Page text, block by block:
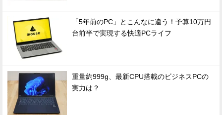
「5年前のPC」とこんなに違う！予算10万円
台前半で実現する快適PCライフ
重量約999g、最新CPU搭載のビジネスPCの
実力は？